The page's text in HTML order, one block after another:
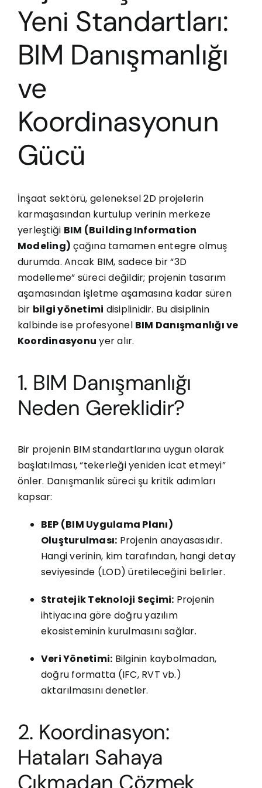
Yeni Standartları:
BIM Danışmanlığı
ve
Koordinasyonun
Gücü
İnşaat sektörü, geleneksel 2D projelerin
karmaşasından kurtulup verinin merkeze
yerleştiği BIM (Building Information
Modeling) çağına tamamen entegre olmuş
durumda. Ancak BIM, sadece bir “3D
modelleme” süreci değildir; projenin tasarım
aşamasından işletme aşamasına kadar süren
bir bilgi yönetimi disiplinidir. Bu disiplinin
kalbinde ise profesyonel BIM Danışmanlığı ve
Koordinasyonu yer alır.
1. BIM Danışmanlığı
Neden Gereklidir?
Bir projenin BIM standartlarına uygun olarak
başlatılması, “tekerleği yeniden icat etmeyi”
önler. Danışmanlık süreci şu kritik adımları
kapsar:
BEP (BIM Uygulama Planı)
Oluşturulması: Projenin anayasasıdır.
Hangi verinin, kim tarafından, hangi detay
seviyesinde (LOD) üretileceğini belirler.
Stratejik Teknoloji Seçimi: Projenin
ihtiyacına göre doğru yazılım
ekosisteminin kurulmasını sağlar.
Veri Yönetimi: Bilginin kaybolmadan,
doğru formatta (IFC, RVT vb.)
aktarılmasını denetler.
2. Koordinasyon:
Hataları Sahaya
Çıkmadan Çözmek